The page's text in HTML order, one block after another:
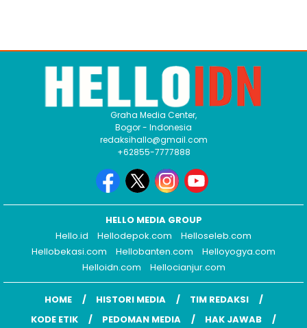
Graha Media Center,
Bogor - Indonesia
redaksihallo@gmail.com
+62855-7777888
HELLO MEDIA GROUP
Hello.id
Hellodepok.com
Helloseleb.com
Hellobekasi.com
Hellobanten.com
Helloyogya.com
Helloidn.com
Hellocianjur.com
HOME HISTORI MEDIA
TIM REDAKSI
KODE ETIK
PEDOMAN MEDIA HAK JAWAB